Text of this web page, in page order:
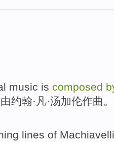
music is composed
由约翰· 凡·汤加伦作曲。
lines of